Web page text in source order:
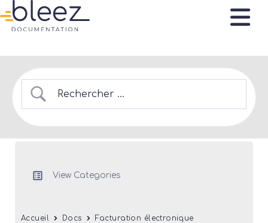
View Categories
Accueil Docs Facturation électronique